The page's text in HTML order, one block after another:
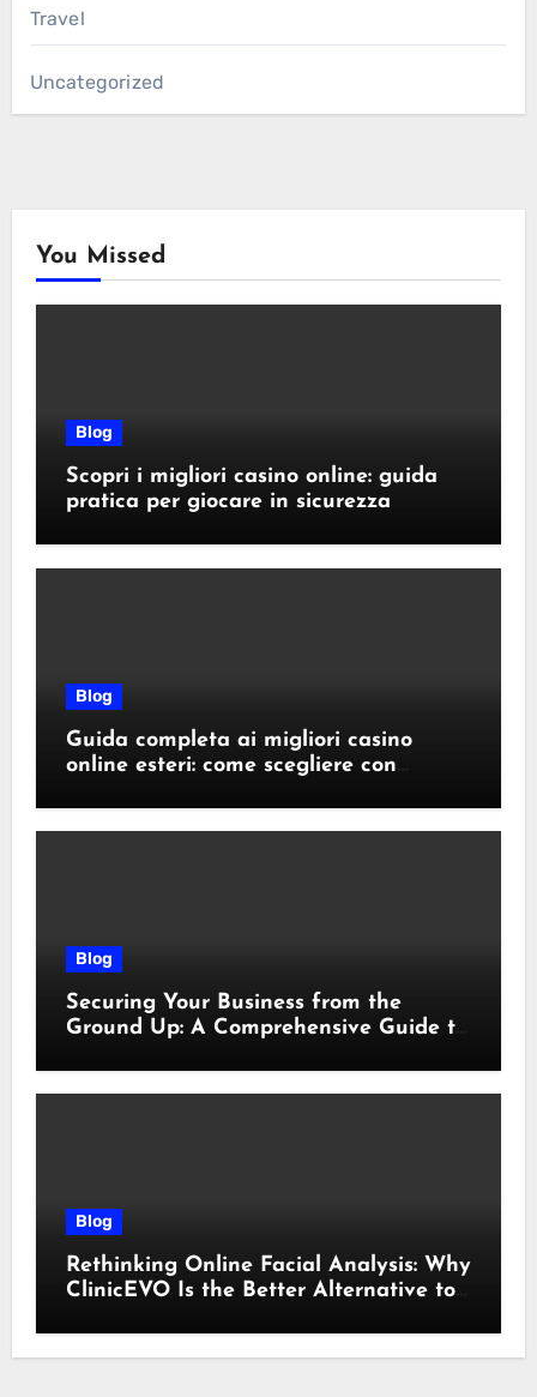
Travel
Uncategorized
You Missed
Blog
Scopri i migliori casino online: guida
pratica per giocare in sicurezza
Blog
Guida completa ai migliori casino
online esteri: come scegliere con
Blog
Securing Your Business from the
Ground Up: A Comprehensive Guide to
Blog
Rethinking Online Facial Analysis: Why
ClinicEVO Is the Better Alternative to